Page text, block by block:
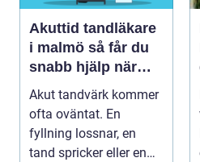
Akuttid tandläkare
i malmö så får du
snabb hjälp när
tanden gör ont
Akut tandvärk kommer
ofta oväntat. En
fyllning lossnar, en
tand spricker eller en